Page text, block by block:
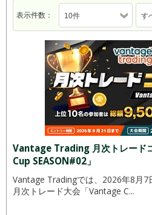
表示件数：
Vantage Trading 月次トレード
Cup SEASON#02」
Vantage Tradingでは、2026年8月7
月次トレード大会「Vantage C...